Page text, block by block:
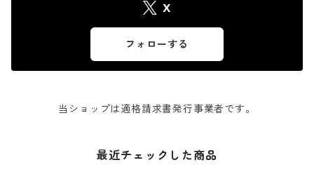
X
フォローする
当ショップは適格請求書発行事業者です。
最近チェックした商品